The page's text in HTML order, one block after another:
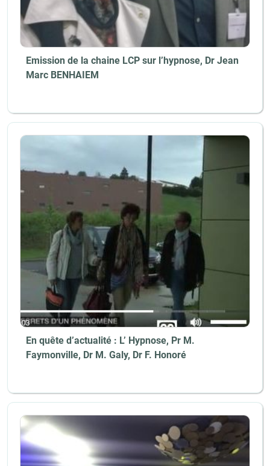
Emission de la chaine LCP sur l’hypnose, Dr Jean
Marc BENHAIEM
En quête d’actualité : L’ Hypnose, Pr M.
Faymonville, Dr M. Galy, Dr F. Honoré